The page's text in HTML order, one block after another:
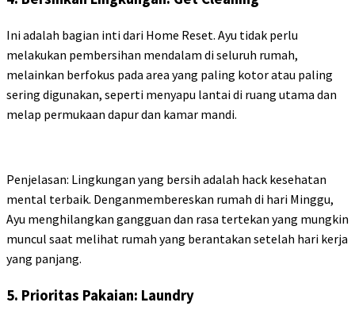
Ini adalah bagian inti dari Home Reset. Ayu tidak perlu
melakukan pembersihan mendalam di seluruh rumah,
melainkan berfokus pada area yang paling kotor atau paling
sering digunakan, seperti menyapu lantai di ruang utama dan
melap permukaan dapur dan kamar mandi.
Penjelasan: Lingkungan yang bersih adalah hack kesehatan
mental terbaik. Denganmembereskan rumah di hari Minggu,
Ayu menghilangkan gangguan dan rasa tertekan yang mungkin
muncul saat melihat rumah yang berantakan setelah hari kerja
yang panjang.
5. Prioritas Pakaian: Laundry